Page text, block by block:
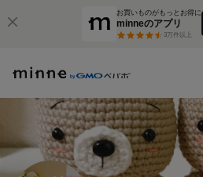
お買いものがもっとお得に
minneのアプリ
3万件以上